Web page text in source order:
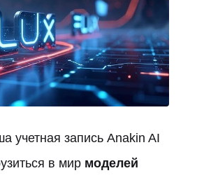
учетная запись Anakin AI
в мир моделей